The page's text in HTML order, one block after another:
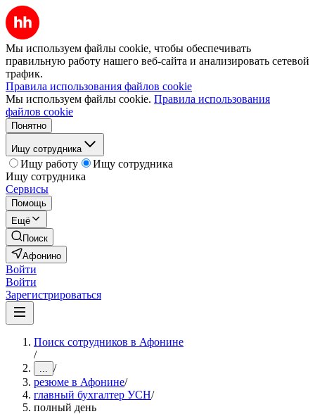
Мы используем файлы cookie, чтобы обеспечивать
правильную работу нашего веб-сайта и анализировать сетевой
трафик.
Правила использования файлов cookie
Мы используем файлы cookie. Правила использования
файлов cookie
Понятно
Ищу сотрудника
Ищу работу
Ищу сотрудника
Ищу сотрудника
Сервисы
Помощь
Ещё
Поиск
Афонино
Войти
Войти
Зарегистрироваться
Поиск сотрудников в Афонине
/
... /
резюме в Афонине/
главный бухгалтер УСН/
полный день